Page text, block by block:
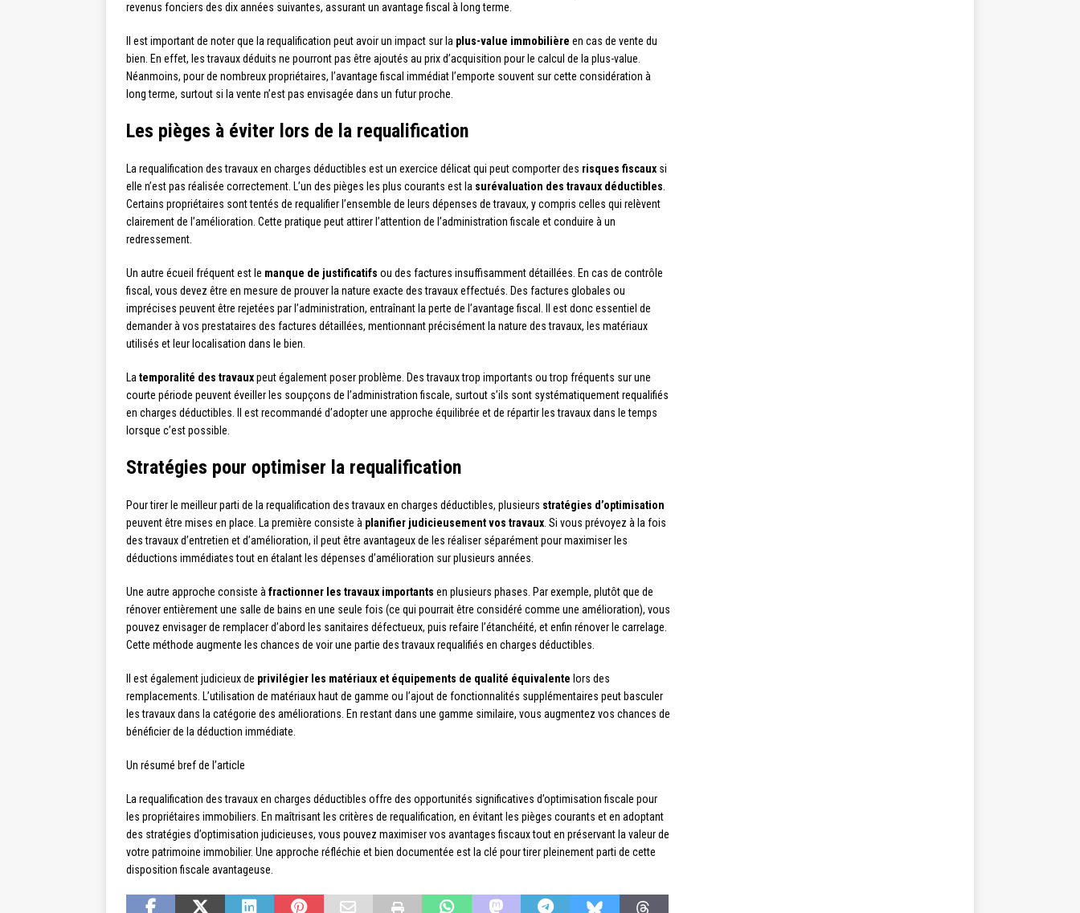
revenus fonciers des dix années suivantes, assurant un avantage fiscal à long terme.
Il est important de noter que la requalification peut avoir un impact sur la plus-value immobilière en cas de vente du
bien. En effet, les travaux déduits ne pourront pas être ajoutés au prix d’acquisition pour le calcul de la plus-value.
Néanmoins, pour de nombreux propriétaires, l’avantage fiscal immédiat l’emporte souvent sur cette considération à
long terme, surtout si la vente n’est pas envisagée dans un futur proche.
Les pièges à éviter lors de la requalification
La requalification des travaux en charges déductibles est un exercice délicat qui peut comporter des risques fiscaux si
elle n’est pas réalisée correctement. L’un des pièges les plus courants est la surévaluation des travaux déductibles
Certains propriétaires sont tentés de requalifier l’ensemble de leurs dépenses de travaux, y compris celles qui relèvent
clairement de l’amélioration. Cette pratique peut attirer l’attention de l’administration fiscale et conduire à un
redressement.
Un autre écueil fréquent est le manque de justificatifs ou des factures insuffisamment détaillées. En cas de contrôle
fiscal, vous devez être en mesure de prouver la nature exacte des travaux effectués. Des factures globales ou
imprécises peuvent être rejetées par l’administration, entraînant la perte de l’avantage fiscal. Il est donc essentiel de
demander à vos prestataires des factures détaillées, mentionnant précisément la nature des travaux, les matériaux
utilisés et leur localisation dans le bien.
La temporalité des travauxpeut également poser problème. Des travaux trop importants ou trop fréquents sur une
courte période peuvent éveiller les soupçons de l’administration fiscale, surtout s’ils sont systématiquement requalifiés
en charges déductibles. Il est recommandé d’adopter une approche équilibrée et de répartir les travaux dans le temps
lorsque c’est possible.
Stratégies pour optimiser la requalification
Pour tirer le meilleur parti de la requalification des travaux en charges déductibles, plusieurs stratégies d’optimisation
peuvent être mises en place. La première consiste à planifier judicieusement vos travaux . Si vous prévoyez à la fois
des travaux d’entretien et d’amélioration, il peut être avantageux de les réaliser séparément pour maximiser les
déductions immédiates tout en étalant les dépenses d’amélioration sur plusieurs années.
Une autre approche consiste à fractionner les travaux importants en plusieurs phases. Par exemple, plutôt que de
rénover entièrement une salle de bains en une seule fois (ce qui pourrait être considéré comme une amélioration), vous
pouvez envisager de remplacer d’abord les sanitaires défectueux, puis refaire l’étanchéité, et enfin rénover le carrelage.
Cette méthode augmente les chances de voir une partie des travaux requalifiés en charges déductibles.
Il est également judicieux de privilégier les matériaux et équipements de qualité équivalente lors des
remplacements. L’utilisation de matériaux haut de gamme ou l’ajout de fonctionnalités supplémentaires peut basculer
les travaux dans la catégorie des améliorations. En restant dans une gamme similaire, vous augmentez vos chances de
bénéficier de la déduction immédiate.
Un résumé bref de l’article
La requalification des travaux en charges déductibles offre des opportunités significatives d’optimisation fiscale pour
les propriétaires immobiliers. En maîtrisant les critères de requalification, en évitant les pièges courants et en adoptant
des stratégies d’optimisation judicieuses, vous pouvez maximiser vos avantages fiscaux tout en préservant la valeur de
votre patrimoine immobilier. Une approche réfléchie et bien documentée est la clé pour tirer pleinement parti de cette
disposition fiscale avantageuse.